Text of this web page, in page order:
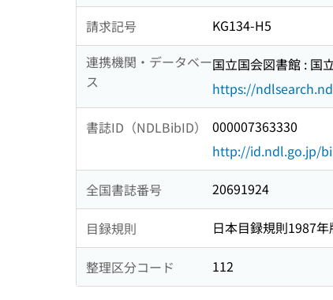
請求記号
KG134-H5
連携機関・データベー
ス
国立国会図書館 : 国
https://
書誌ID（NDLBibID）
000007363330
http://id.ndl.go.jp/
全国書誌番号 20691924
目録規則 日本目録規則1987
整理区分コード 112